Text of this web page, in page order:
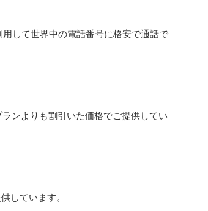
して世界中の電話番号に格安で通話で
ンよりも割引いた価格でご提供してい
しています。